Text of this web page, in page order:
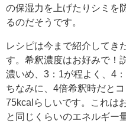
の保湿力を上げたりシミを
るのだそうです。
レシピは今まで紹介してき
す。希釈濃度はお好みで！
濃いめ、3：1が程よく、4
ちなみに、4倍希釈時だと
75kcalらしいです。これは
と同じくらいのエネルギー